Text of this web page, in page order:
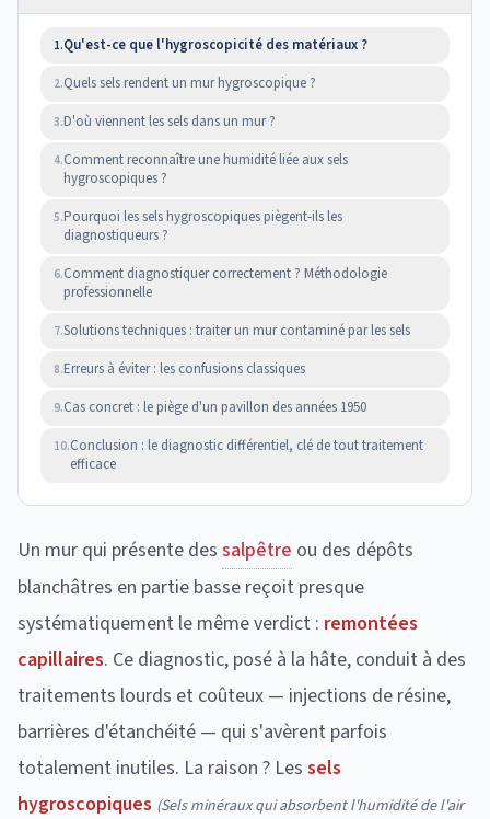
1.Qu'est-ce que l'hygroscopicité des matériaux ?
2.Quels sels rendent un mur hygroscopique ?
3.D'où viennent les sels dans un mur ?
4.Comment reconnaître une humidité liée aux sels
hygroscopiques ?
5.Pourquoi les sels hygroscopiques piègent-ils les
diagnostiqueurs ?
6.Comment diagnostiquer correctement ? Méthodologie
professionnelle
7.Solutions techniques : traiter un mur contaminé par les sels
8.Erreurs à éviter : les confusions classiques
9.Cas concret : le piège d'un pavillon des années 1950
10.Conclusion : le diagnostic différentiel, clé de tout traitement
efficace
Un mur qui présente des salpêtre ou des dépôts
blanchâtres en partie basse reçoit presque
systématiquement le même verdict : remontées
capillaires. Ce diagnostic, posé à la hâte, conduit à des
traitements lourds et coûteux — injections de résine,
barrières d'étanchéité — qui s'avèrent parfois
totalement inutiles. La raison ? Les sels
hygroscopiques (Sels minéraux qui absorbent l'humidité de l'air